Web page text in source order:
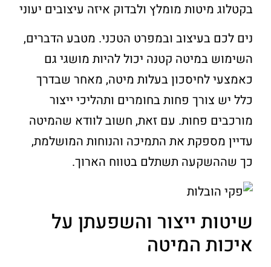
בקטלוג מיטות מומלץ ולבדוק איזה עיצובים יעוני
נים לכם בעיצוב ובמפרט הטכני. מטבע הדברים,
השימוש במיטה קטנה יכול להיות מושגי גם
כאמצעי לחיסכון בעלות מיטה, מאחר שבדרך
כלל יש צורך פחות בחומרים ותהליכי ייצור
מורכבים פחות. עם זאת, חשוב לוודא שהמיטה
עדיין מספקת את התמיכה והנוחות המושלמת,
כך שההשקעה תשתלם בטווח הארוך.
שיטות ייצור והשפעתן על
איכות המיטה